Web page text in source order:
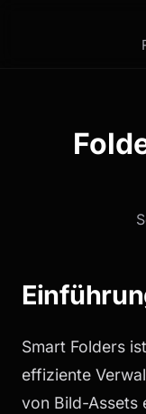
Smart Folders
effiziente
von Bild-Assets